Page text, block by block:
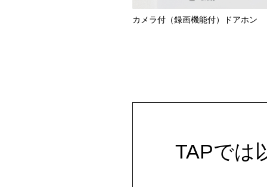
カメラ付（録画機能付）ドアホン
TAPでは